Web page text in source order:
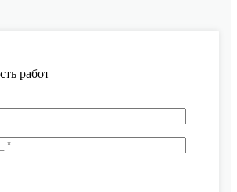
работ